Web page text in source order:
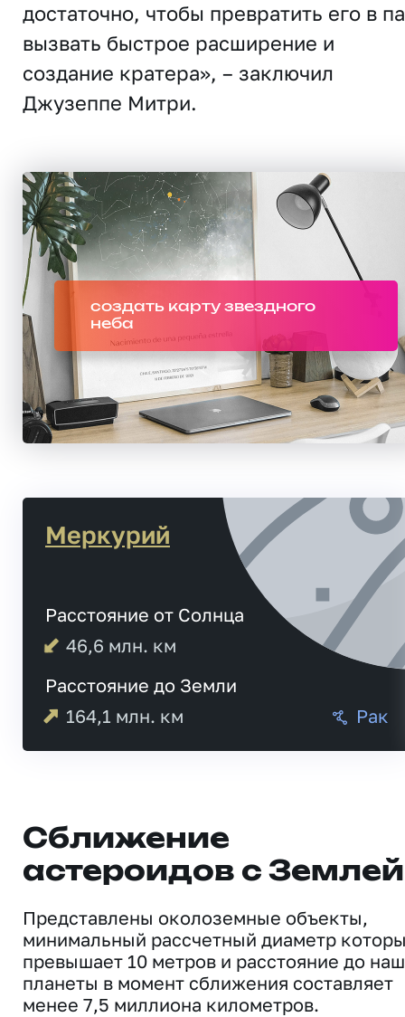
достаточно, чтобы превратить его в
вызвать быстрое расширение и
создание кратера», – заключил
Джузеппе Митри.
создать карту звездного
неба
Меркурий
Расстояние от Солнца
46,6 млн. км
Расстояние до Земли
164,1 млн. км Рак
Сближение
астероидов с Землей
Представлены околоземные объекты,
минимальный рассчетный диаметр
превышает 10 метров и расстояние до
планеты в момент сближения составляет
менее 7,5 миллиона километров.